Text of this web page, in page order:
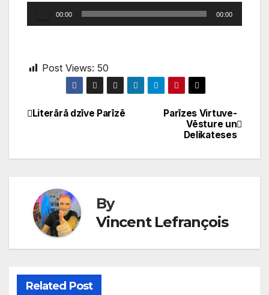
Player
00:00 00:00
Post Views: 50
Post
Parīzes Virtuve-
Vēsture un
Delikateses
Literārā dzīve Parīzē
By
Vincent Lefrançois
Related Post